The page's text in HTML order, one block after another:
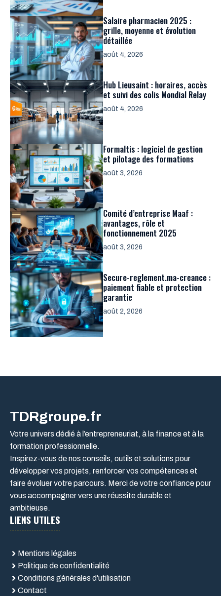
Salaire pharmacien 2025 :
grille, moyenne et évolution
détaillée
août 4, 2026
Hub Lieusaint : horaires, accès
et suivi des colis Mondial Relay
août 4, 2026
Formaltis : logiciel de gestion
et pilotage des formations
août 3, 2026
Comité d’entreprise Maaf :
avantages, rôle et
fonctionnement 2025
août 3, 2026
Secure-reglement.ma-creance :
paiement fiable et protection
garantie
août 2, 2026
TDRgroupe.fr
Votre univers dédié à l’entrepreneuriat, à la finance et à la
formation professionnelle.
Inspirez-vous de nos conseils, outils et solutions pour
développer vos projets, renforcer vos compétences et
faire évoluer votre parcours. Merci de votre confiance pour
vous accompagner vers une réussite durable et
ambitieuse.
LIENS UTILES
Mentions légales
Politique de confidentialité
Conditions générales d'utilisation
Contact